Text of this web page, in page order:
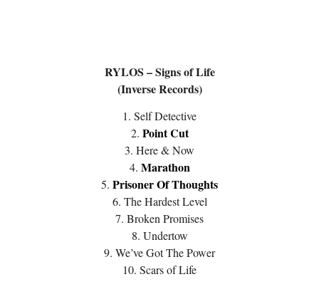
RYLOS – Signs of Life
(Inverse Records)
1. Self Detective
2. Point Cut
3. Here & Now
4. Marathon
5. Prisoner Of Thoughts
6. The Hardest Level
7. Broken Promises
8. Undertow
9. We’ve Got The Power
10. Scars of Life